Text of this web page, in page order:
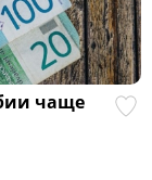
чаще